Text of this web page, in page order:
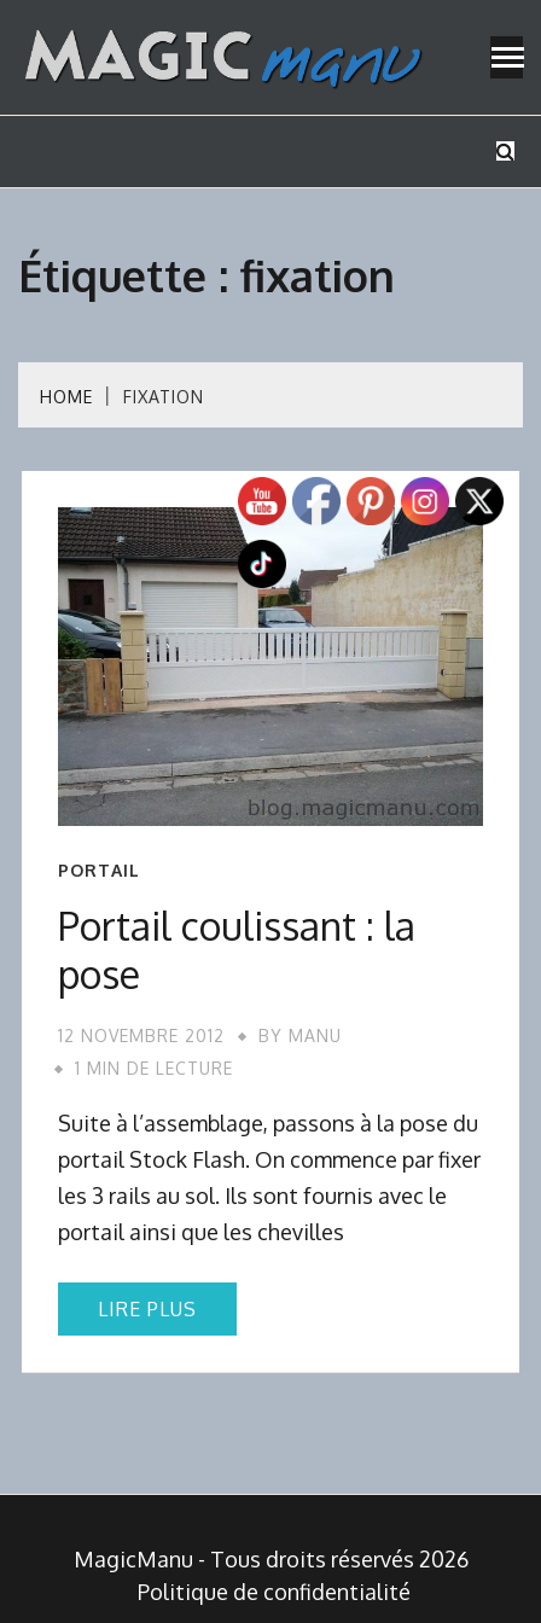
content
Étiquette : fixation
HOME FIXATION
PORTAIL
Portail coulissant : la
pose
12 NOVEMBRE 2012 BY MANU
1 MIN DE LECTURE
Suite à l’assemblage, passons à la pose du
portail Stock Flash. On commence par fixer
les 3 rails au sol. Ils sont fournis avec le
portail ainsi que les chevilles
LIRE PLUS
MagicManu - Tous droits réservés 2026
Politique de confidentialité